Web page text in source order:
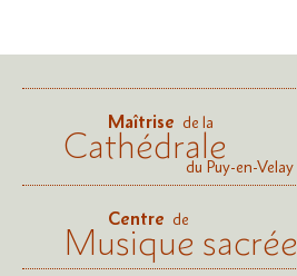
Maîtrise de la
Cathédraledu Puy-en-Velay
Centre de
Musique sacrée